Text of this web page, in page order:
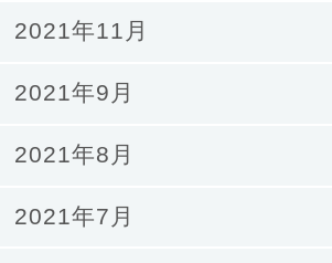
2021年11月
2021年9月
2021年8月
2021年7月